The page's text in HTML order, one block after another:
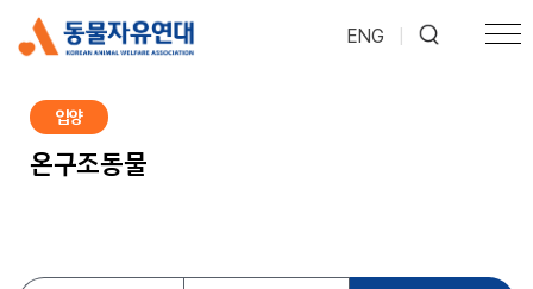
ENG
입양
온구조동물